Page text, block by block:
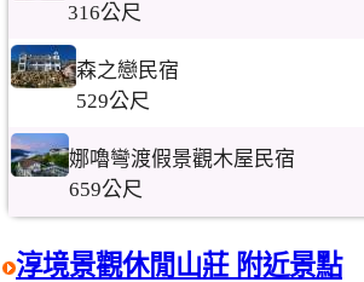
316公尺
森之戀民宿
529公尺
娜嚕彎渡假景觀木屋民宿
659公尺
淳境景觀休閒山莊 附近景點